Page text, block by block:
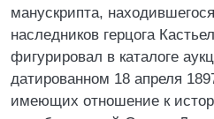
манускрипта,
наследников герцога
фигурировал в каталоге
датированном 18 апреля
имеющих отношение к